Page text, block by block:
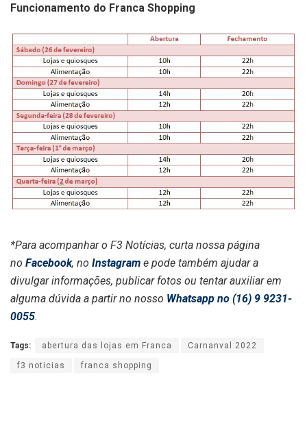
Funcionamento do Franca Shopping
*Para acompanhar o F3 Notícias, curta nossa página
no Facebook, no Instagram e pode também ajudar a
divulgar informações, publicar fotos ou tentar auxiliar em
alguma dúvida a partir no nosso Whatsapp no (16) 9 9231-
0055.
Tags: abertura das lojas em Franca Carnanval 2022
f3 noticias franca shopping